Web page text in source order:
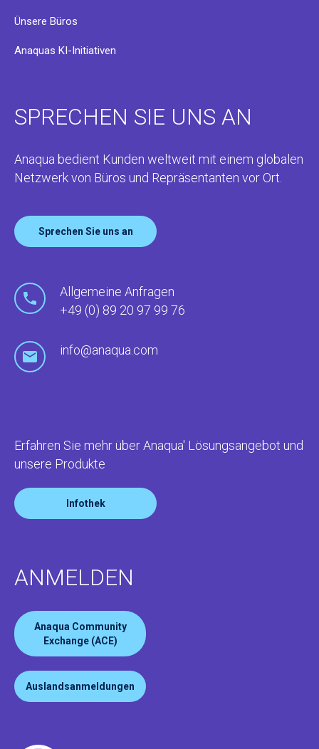
Ünsere Büros
Anaquas KI-Initiativen
SPRECHEN SIE UNS AN
Anaqua bedient Kunden weltweit mit einem globalen
Netzwerk von Büros und Repräsentanten vor Ort.
Sprechen Sie uns an
Allgemeine Anfragen
+49 (0) 89 20 97 99 76
info@anaqua.com
Erfahren Sie mehr über Anaqua' Lösungsangebot und
unsere Produkte
Infothek
ANMELDEN
Anaqua Community
Exchange (ACE)
Auslandsanmeldungen